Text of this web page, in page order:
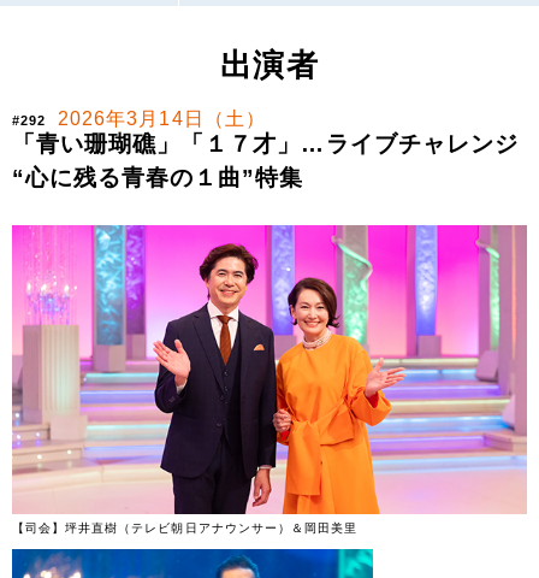
出演者
#292 2026年3月14日（土）
「青い珊瑚礁」「１７才」…ライブチャレンジ
“心に残る青春の１曲”特集
【司会】坪井直樹（テレビ朝日アナウンサー）＆岡田美里